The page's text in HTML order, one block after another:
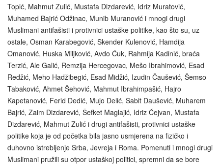
Topić, Mahmut Zulić, Mustafa Dizdarević, Idriz Muratović,
Muhamed Bajrić Odžinac, Munib Muranović i mnogi drugi
Muslimani antifašisti i protivnici ustaške politike, kao što su, uz
ostale, Osman Karabegović, Skender Kulenović, Hamdija
Omanović, Huska Miljković, Avdo Ćuk, Rahmija Kadinić, braća
Terzić, Ale Galić, Remzija Hercegovac, Mešo Ibrahimović, Esad
Redžić, Meho Hadžibegić, Esad Midžić, Izudin Čaušević, Šemso
Tabaković, Ahmet Šehović, Mahmut Ibrahimpašić, Hajro
Kapetanović, Ferid Dedić, Mujo Delić, Sabit Daušević, Muharem
Bajrić, Zaim Dizdarević, Šefket Maglajić, Idriz Ćejvan, Mustafa
Dizdarević, Mahmut Zulić i drugi antifašisti, protivnici ustaške
politike koja je od početka bila jasno usmjerena na fizičko i
duhovno istrebljenje Srba, Jevreja i Roma. Pomenuti i mnogi drugi
Muslimani pružili su otpor ustaškoj politici, spremni da se bore